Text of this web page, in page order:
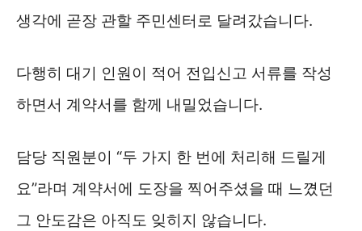
생각에 곧장 관할 주민센터로 달려갔습니다.
다행히 대기 인원이 적어 전입신고 서류를 작성
하면서 계약서를 함께 내밀었습니다.
담당 직원분이 “두 가지 한 번에 처리해 드릴게
요”라며 계약서에 도장을 찍어주셨을 때 느꼈던
그 안도감은 아직도 잊히지 않습니다.